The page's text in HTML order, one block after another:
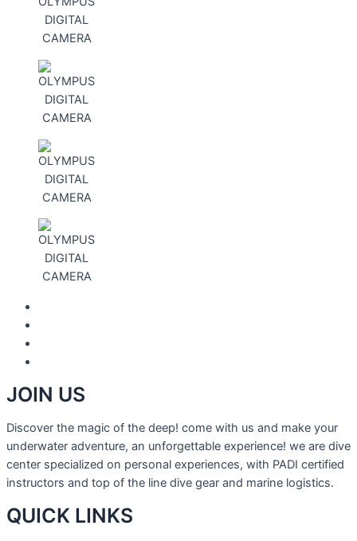
JOIN US
Discover the magic of the deep! come with us and make your
underwater adventure, an unforgettable experience! we are dive
center specialized on personal experiences, with PADI certified
instructors and top of the line dive gear and marine logistics.
QUICK LINKS